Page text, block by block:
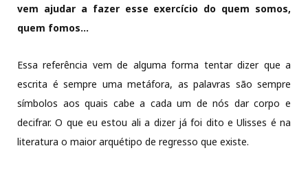
vem ajudar a fazer esse exercício do quem somos,
quem fomos…
Essa referência vem de alguma forma tentar dizer que a
escrita é sempre uma metáfora, as palavras são sempre
símbolos aos quais cabe a cada um de nós dar corpo e
decifrar. O que eu estou ali a dizer já foi dito e Ulisses é na
literatura o maior arquétipo de regresso que existe.